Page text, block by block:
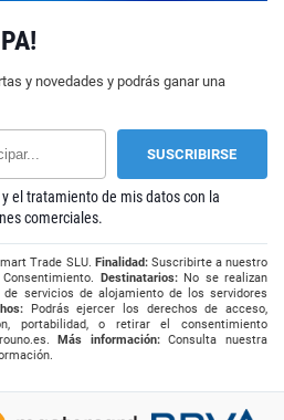
y novedades y podrás ganar una
y el tratamiento de mis datos con la
comerciales.
Trade SLU. Finalidad:Suscribirte a nuestro
Destinatarios:No se realizan
servicios de alojamiento de los servidores
Podrás ejercer los derechos de acceso,
portabilidad, o retirar el consentimiento
.Más información:Consulta nuestra